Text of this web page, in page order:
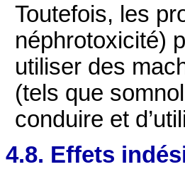
Toutefois, les
néphrotoxicité)
utiliser des
(tels que
conduire et
4.8. Effets